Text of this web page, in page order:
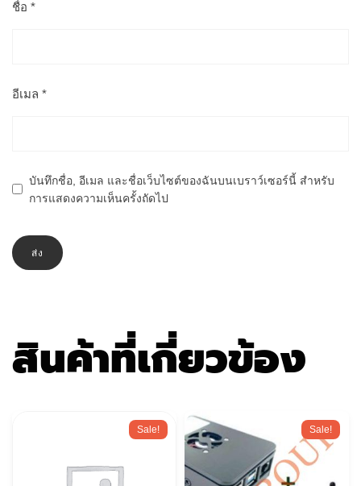
ชื่อ *
อีเมล *
บันทึกชื่อ, อีเมล และชื่อเว็บไซต์ของฉันบนเบราว์เซอร์นี้ สำหรับ
การแสดงความเห็นครั้งถัดไป
สินค้าที่เกี่ยวข้อง
Sale! Sale!